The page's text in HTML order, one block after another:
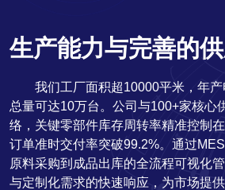
生产能力与完善的
我们工厂面积超10000平米，年
总量可达10万台。公司与100+家核心
络，关键零部件库存周转率精准控制
订单准时交付率突破99.2%。通过
原料采购到成品出库的全流程可视化
与定制化需求的快速响应，为市场提